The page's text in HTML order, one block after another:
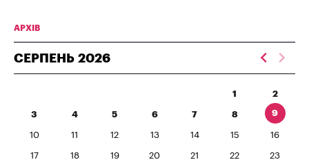
АРХІВ
СЕРПЕНЬ 2026
1 2
3 4 5 6 7 8 9
10 11 12 13 14 15 16
17 18 19 20 21 22 23